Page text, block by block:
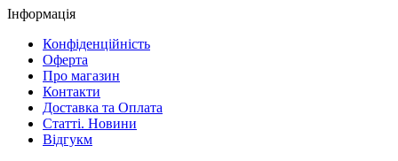
Інформація
Конфіденційність
Оферта
Про магазин
Контакти
Доставка та Оплата
Статті. Новини
Відгукм